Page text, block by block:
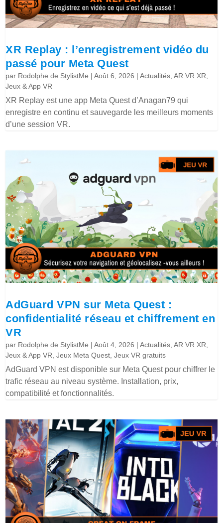
XR Replay : l’enregistrement vidéo du
passé pour Meta Quest
par Rodolphe de StylistMe |Août 6, 2026 |Actualités ,AR VR XR
Jeux & App VR
XR Replay est une app Meta Quest d’Anagan79 qui
enregistre en continu et sauvegarde les meilleurs moments
d’une session VR.
AdGuard VPN sur Meta Quest :
confidentialité réseau et chiffrement en
VR
par Rodolphe de StylistMe |Août 4, 2026 |Actualités ,AR VR XR
Jeux & App VR ,Jeux Meta Quest ,Jeux VR gratuits
AdGuard VPN est disponible sur Meta Quest pour chiffrer le
trafic réseau au niveau système. Installation, prix,
compatibilité et fonctionnalités.